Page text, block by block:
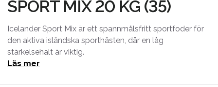
SPORT MIX 20 KG (35)
Icelander Sport Mix är ett spannmålsfritt sportfoder för
den aktiva isländska sporthästen, där en låg
stärkelsehalt är viktig.
Läs mer